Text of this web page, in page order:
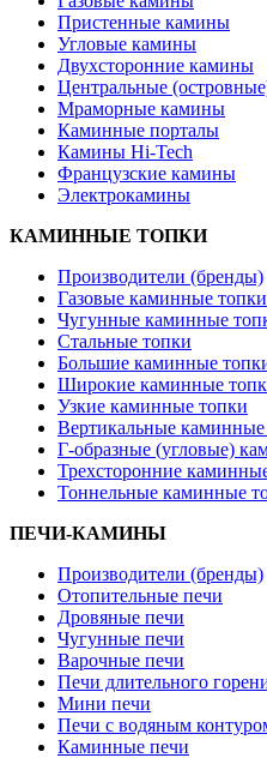
Пристенные камины
Угловые камины
Двухсторонние камины
Центральные
Мраморные камины
Каминные порталы
Камины Hi-Tech
Французские камины
Электрокамины
КАМИННЫЕ ТОПКИ
Производители (бренды)
Газовые каминные топки
Чугунные каминные
Стальные топки
Большие каминные
Широкие каминные
Узкие каминные топки
Вертикальные каминные
Г-образные (угловые)
Трехсторонние
Тоннельные каминные
ПЕЧИ-КАМИНЫ
Производители (бренды)
Отопительные печи
Дровяные печи
Чугунные печи
Варочные печи
Печи длительного
Мини печи
Печи с водяным
Каминные печи